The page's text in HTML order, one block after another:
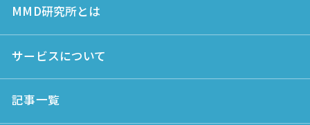
MMD研究所とは
サービスについて
記事一覧